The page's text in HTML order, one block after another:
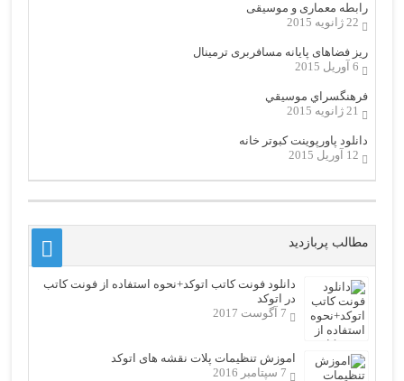
رابطه معماری و موسیقی
22 ژانویه 2015
ریز فضاهای پایانه مسافربری ترمینال
6 آوریل 2015
فرهنگسراي موسيقي
21 ژانویه 2015
دانلود پاورپوینت کبوتر خانه
12 آوریل 2015
مطالب پربازدید
دانلود فونت کاتب اتوکد+نحوه استفاده از فونت کاتب
در اتوکد
7 آگوست 2017
اموزش تنظیمات پلات نقشه های اتوکد
7 سپتامبر 2016